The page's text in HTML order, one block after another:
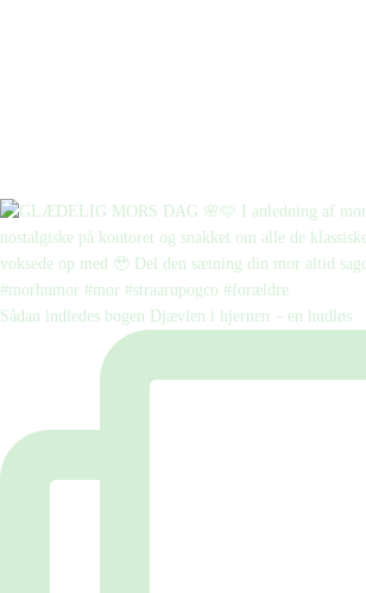
Sådan indledes bogen Djævlen i hjernen – en hudløs